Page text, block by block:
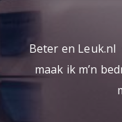
Beter en Leuk.nl
maak ik m’n